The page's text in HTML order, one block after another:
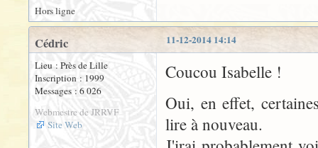
Hors ligne
11-12-2014 14:14
Cédric
Lieu : Près de Lille
Inscription : 1999
Messages : 6 026
Webmestre de JRRVF
Site Web
Coucou Isabelle !
Oui, en effet,
lire à nouveau.